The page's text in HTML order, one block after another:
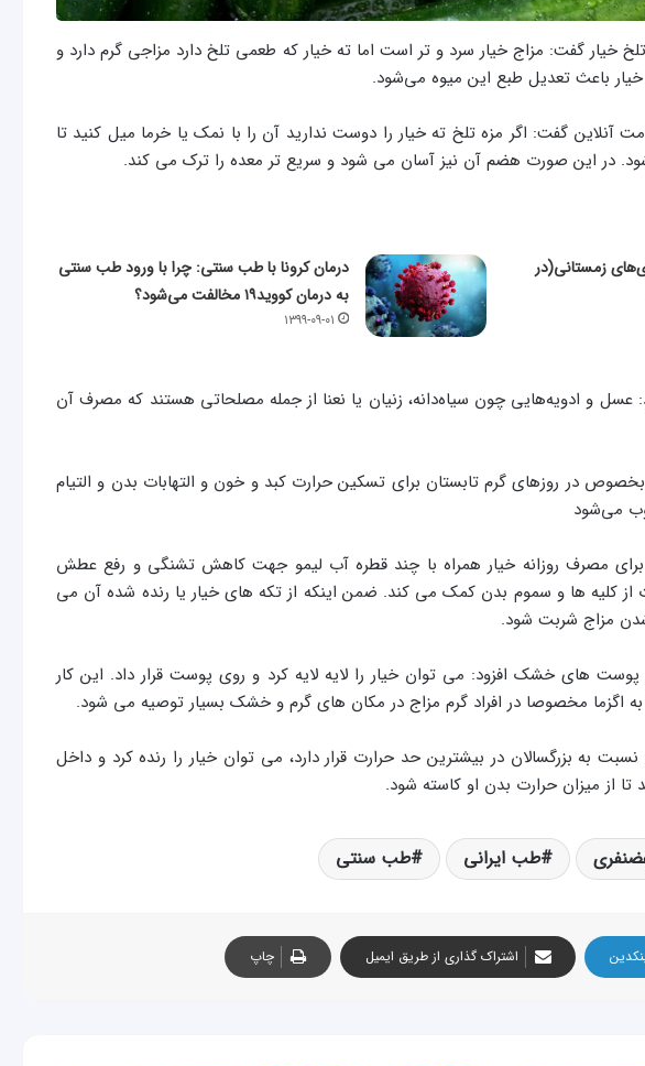
خیار گفت: مزاج خیار سرد و تر است اما ته خیار که طعمی تلخ دارد مزاجی گرم دارد و
باعث تعدیل طبع این میوه می‌شود.
آنلاین گفت: اگر مزه تلخ ته خیار را دوست ندارید آن را با نمک یا خرما میل کنید تا
در این صورت هضم آن نیز آسان می ‌شود و سریع تر معده را ترک می کند.
زمستانی(در
درمان کرونا با طب سنتی: چرا با ورود طب سنتی
به درمان کووید۱۹ مخالفت می‌شود؟
۱۳۹۹-۰۹-۰۱
و ادویه‌هایی چون سیاه‌دانه، زنیان یا نعنا از جمله مصلحاتی هستند که مصرف آن
در روزهای گرم تابستان برای تسکین حرارت کبد و خون و التهابات بدن و التیام
می‌شود
مصرف روزانه خیار همراه با چند قطره آب لیمو جهت کاهش تشنگی و رفع عطش
کلیه ها و سموم بدن کمک می کند. ضمن اینکه از تکه های خیار یا رنده شده آن می
مزاج شربت ‌شود.
های خشک افزود: می توان خیار را لایه لایه کرد و روی پوست قرار داد. این کار
اگزما مخصوصا در افراد گرم مزاج در مکان های گرم و خشک بسیار توصیه می شود.
به بزرگسالان در بیشترین حد حرارت قرار دارد، می توان خیار را رنده کرد و داخل
از میزان حرارت بدن او کاسته شود.
طب ایرانی طب سنتی
اشتراک گذاری از طریق ایمیل چاپ